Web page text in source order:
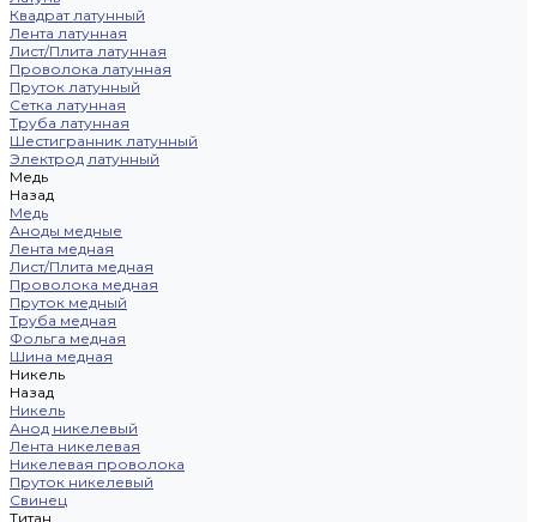
Квадрат латунный
Лента латунная
Лист/Плита латунная
Проволока латунная
Пруток латунный
Сетка латунная
Труба латунная
Шестигранник латунный
Электрод латунный
Медь
Назад
Медь
Аноды медные
Лента медная
Лист/Плита медная
Проволока медная
Пруток медный
Труба медная
Фольга медная
Шина медная
Никель
Назад
Никель
Анод никелевый
Лента никелевая
Никелевая проволока
Пруток никелевый
Свинец
Титан